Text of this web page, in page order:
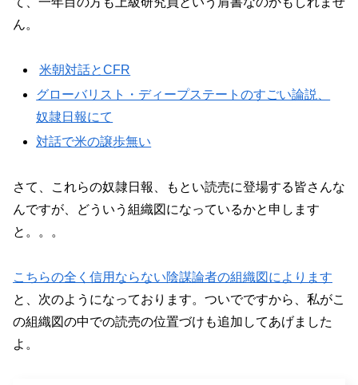
ん。
米朝対話とCFR
グローバリスト・ディープステートのすごい論説、
奴隷日報にて
対話で米の譲歩無い
さて、これらの奴隷日報、もとい読売に登場する皆さんな
んですが、どういう組織図になっているかと申します
と。。。
こちらの全く信用ならない陰謀論者の組織図によります
と、次のようになっております。ついでですから、私がこ
の組織図の中での読売の位置づけも追加してあげました
よ。